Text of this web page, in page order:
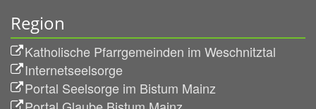
Region
Katholische Pfarrgemeinden im Weschnitztal
Internetseelsorge
Portal Seelsorge im Bistum Mainz